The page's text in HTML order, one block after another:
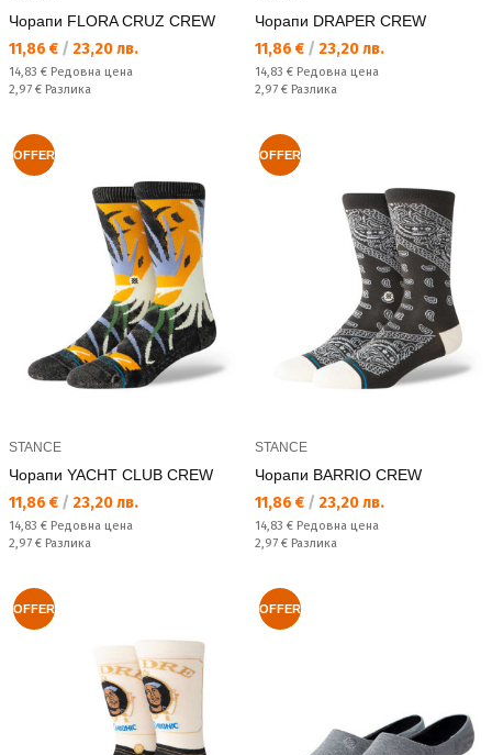
Чорапи FLORA CRUZ CREW
Текуща цена:
11,86 € / 23,20 лв.
Редовна цена:
14,83 € Редовна цена
Спестявате:
2,97 € Разлика
Чорапи DRAPER CREW
Текуща цена:
11,86 € / 23,20 лв.
Редовна цена:
14,83 € Редовна цена
Спестявате:
2,97 € Разлика
OFFER
STANCE
Чорапи YACHT CLUB CREW
Текуща цена:
11,86 € / 23,20 лв.
Редовна цена:
14,83 € Редовна цена
Спестявате:
2,97 € Разлика
OFFER
STANCE
Чорапи BARRIO CREW
Текуща цена:
11,86 € / 23,20 лв.
Редовна цена:
14,83 € Редовна цена
Спестявате:
2,97 € Разлика
OFFER OFFER